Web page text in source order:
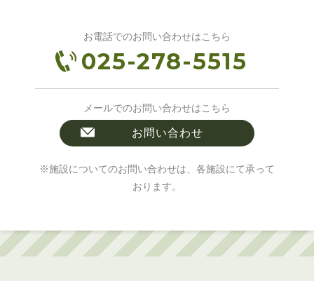
お電話でのお問い合わせはこちら
025-278-5515
メールでのお問い合わせはこちら
お問い合わせ
※施設についてのお問い合わせは、各施設にて承って
おります。